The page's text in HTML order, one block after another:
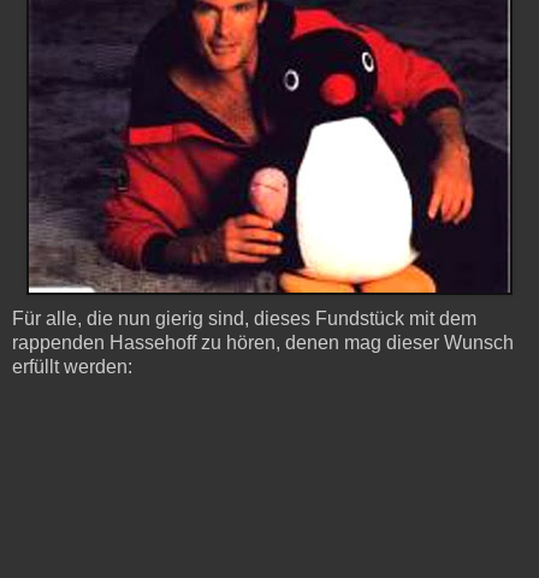
Für alle, die nun gierig sind, dieses Fundstück mit dem
rappenden Hassehoff zu hören, denen mag dieser Wunsch
erfüllt werden: